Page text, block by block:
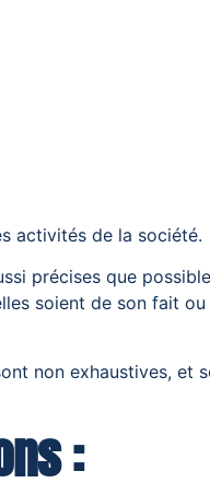
activités de la société.
précises que
soient de son fait
non exhaustives, et
: